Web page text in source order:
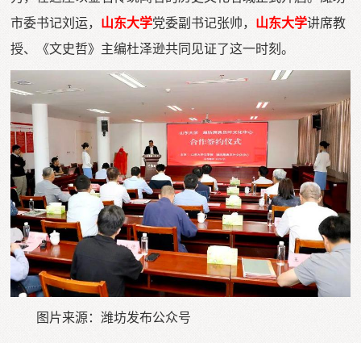
市委书记刘运， 山东大学党委副书记张帅， 山东大学讲席教
授、《文史哲》主编杜泽逊共同见证了这一时刻。
图片来源：潍坊发布公众号